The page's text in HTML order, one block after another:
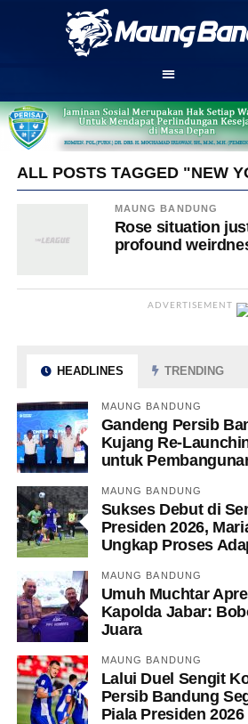
ALL POSTS TAGGED "NEW
MAUNG BANDUNG
Rose situation
profound
ADVERTISEMENT
HEADLINES TRENDING
MAUNG BANDUNG
Gandeng Persib
Kujang Re-
untuk
MAUNG BANDUNG
Sukses Debut di
Presiden 2026,
Ungkap Proses
MAUNG BANDUNG
Umuh Muchtar
Kapolda Jabar:
Juara
MAUNG BANDUNG
Lalui Duel Sengit
Persib Bandung
Piala Presiden 2026